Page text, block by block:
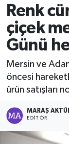
Renk
çiçek
Günü
Mersin ve
öncesi
ürün satışları
MARAŞ
EDITÖR
Spor
Sağlık
Eğitim
Kültür
TFF 3.Lig
Tüm
Son
Haber